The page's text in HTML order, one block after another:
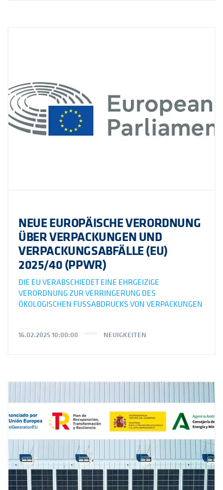
NEUE EUROPÄISCHE VERORDNUNG
ÜBER VERPACKUNGEN UND
VERPACKUNGSABFÄLLE (EU)
2025/40 (PPWR)
DIE EU VERABSCHIEDET EINE EHRGEIZIGE
VERORDNUNG ZUR VERRINGERUNG DES
ÖKOLOGISCHEN FUSSABDRUCKS VON VERPACKUNGEN
16.02.2025 10:00:00 NEUIGKEITEN